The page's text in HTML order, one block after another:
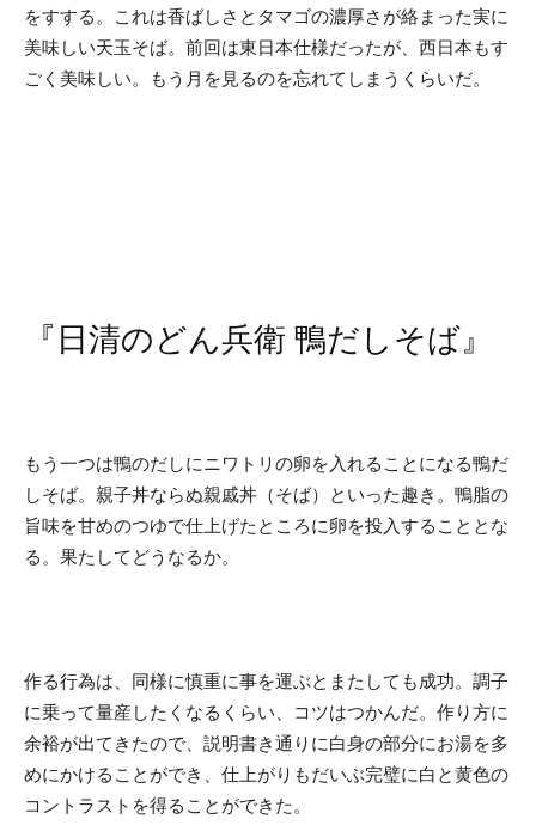
をすする。これは香ばしさとタマゴの濃厚さが絡まった実に
美味しい天玉そば。前回は東日本仕様だったが、西日本もす
ごく美味しい。もう月を見るのを忘れてしまうくらいだ。
『日清のどん兵衛 鴨だしそば』
もう一つは鴨のだしにニワトリの卵を入れることになる鴨だ
しそば。親子丼ならぬ親戚丼（そば）といった趣き。鴨脂の
旨味を甘めのつゆで仕上げたところに卵を投入することとな
る。果たしてどうなるか。
作る行為は、同様に慎重に事を運ぶとまたしても成功。調子
に乗って量産したくなるくらい、コツはつかんだ。作り方に
余裕が出てきたので、説明書き通りに白身の部分にお湯を多
めにかけることができ、仕上がりもだいぶ完璧に白と黄色の
コントラストを得ることができた。